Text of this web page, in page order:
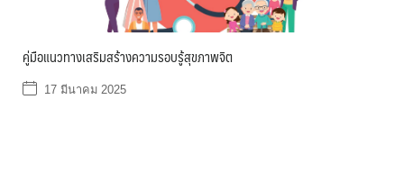
คู่มือแนวทางเสริมสร้างความรอบรู้สุขภาพจิต
17 มีนาคม 2025